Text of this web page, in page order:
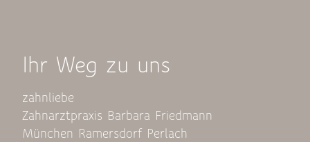
Ihr Weg zu uns
zahnliebe
Zahnarztpraxis Barbara Friedmann
München Ramersdorf Perlach